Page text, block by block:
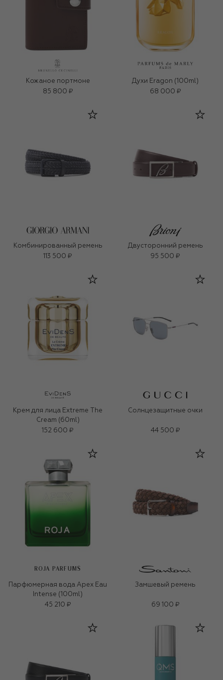
Кожаное портмоне
85 800 ₽
Духи Eragon (100ml)
68 000 ₽
Комбинированный ремень
113 500 ₽
Двусторонний ремень
95 500 ₽
Крем для лица Extreme The
Cream (60ml)
152 600 ₽
Солнцезащитные очки
44 500 ₽
ROJA PARFUMS
Парфюмерная вода Apex Eau
Intense (100ml)
45 210 ₽
Замшевый ремень
69 100 ₽